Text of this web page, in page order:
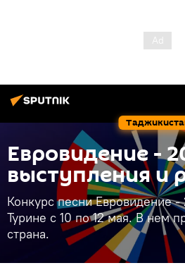
Евровидение -
выступления и
Конкурс песни Евровидение
Турине с 10 по 12 мая. В нем
страна.